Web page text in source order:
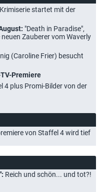
startet mit der
"Death in Paradise",
Zauberer vom Waverly
(Caroline Frier) besucht
Premiere
4 plus Promi-Bilder von der
von Staffel 4 wird tief
Reich und schön... und tot?!